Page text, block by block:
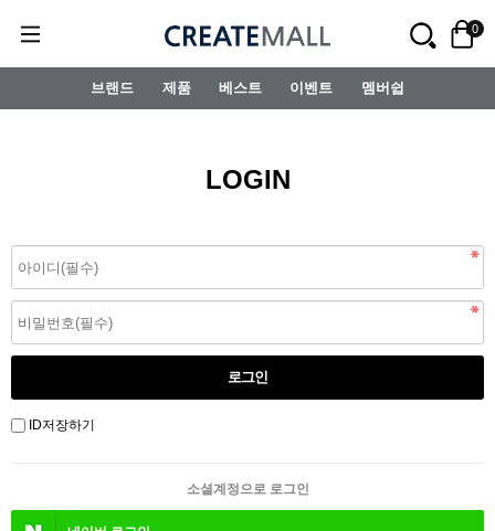
0
브랜드 제품 베스트 이벤트 멤버쉽
LOGIN
ID저장하기
소셜계정으로 로그인